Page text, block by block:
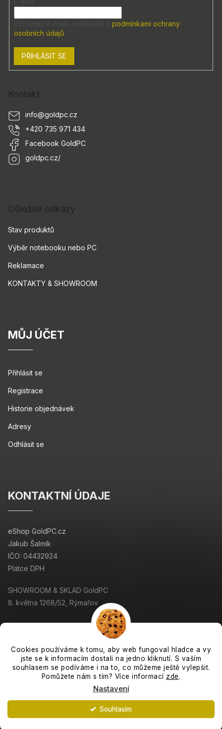
Cookies používáme k tomu, aby web fungoval hladce a vy
jste se k informacím dostali na jedno kliknutí. S vaším
souhlasem se podíváme i na to, co můžeme ještě vylepšit.
Pomůžete nám s tím? Více informací zde.
Nastavení
Souhlasím
Expedujeme každý pracovní den. :-)
podmínkami ochrany
osobních údajů
PŘIHLÁSIT SE
Kontakt
info@goldpc.cz
+420 735 971 434
Facebook GoldPC
goldpc.cz/
Důležité odkazy
Stav produktů
Výběr notebooku nebo PC
Reklamace
KONTAKTY & SHOWROOM
MŮJ ÚČET
Přihlásit se
Registrace
Historie objednávek
Adresy
Odhlásit se
KONTAKTNÍ ÚDAJE
eShop GoldPC.cz
Jakub Šalmík
IČO: 04432924
Plátce DPH
SHOWROOM & SKLAD GoldPC
8. května 1268/52, Rýmařov
Copyright 2026GoldPC.cz . Všechna práva vyhrazena.
Grafický návrh vytvořil a nakódovalShoptak.cz